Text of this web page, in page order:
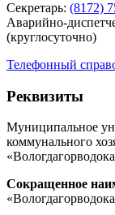
Секретарь: (8172)
Аварийно-
(круглосуточно)
Телефонный
Реквизиты
Муниципальное
коммунального
Сокращенное